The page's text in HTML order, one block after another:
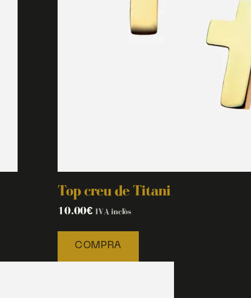
Top creu de Titani
10.00€ IVA inclòs
COMPRA